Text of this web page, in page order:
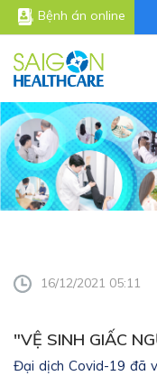
Bệnh án online
16/12/2021 05:11
"VỆ SINH GIẤC
Đại dịch Covid-19 đã